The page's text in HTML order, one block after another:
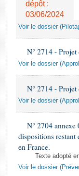
dépôt :
03/06/2024
Voir le dossier
N° 2714 - Projet
Voir le dossier
N° 2714 - Projet
Voir le dossier
N° 2704
dispositions restant
en France.
Texte adopté
Voir le dossier